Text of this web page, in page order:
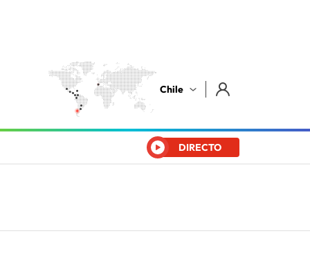
Chile
DIRECTO